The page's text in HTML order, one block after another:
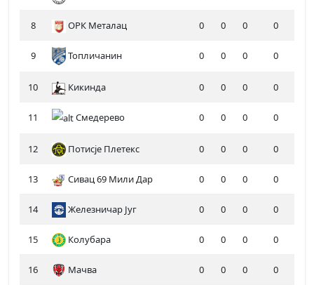
8 ОРК Металац 0 0 0 0
9 Топличанин 0 0 0 0
10 Кикинда 0 0 0 0
11 Смедерево 0 0 0 0
12 Потисје Плетекс 0 0 0 0
13 Сивац 69 Мили Дар 0 0 0 0
14 Железничар Југ 0 0 0 0
15 Колубара 0 0 0 0
16 Мачва 0 0 0 0